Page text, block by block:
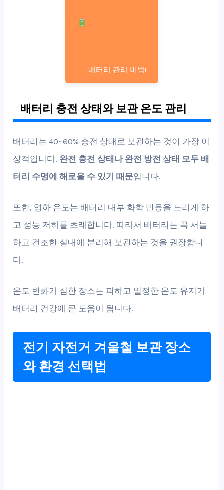
배터리 관리 비법!
배터리 충전 상태와 보관 온도 관리
배터리는 40~60% 충전 상태로 보관하는 것이 가장 이
상적입니다. 완전 충전 상태나 완전 방전 상태 모두 배
터리 수명에 해로울 수 있기 때문입니다.
또한, 영하 온도는 배터리 내부 화학 반응을 느리게 하
고 성능 저하를 초래합니다. 따라서 배터리는 꼭 서늘
하고 건조한 실내에 분리해 보관하는 것을 권장합니
다.
온도 변화가 심한 장소는 피하고 일정한 온도 유지가
배터리 건강에 큰 도움이 됩니다.
전기 자전거 겨울철 보관 장소
와 환경 선택법